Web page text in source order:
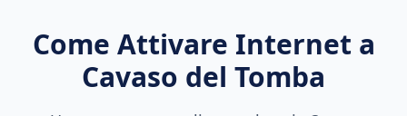
Come Attivare Internet a
Cavaso del Tomba